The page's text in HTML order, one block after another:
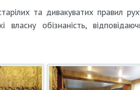
та дивакуватих правил
обізнаність,